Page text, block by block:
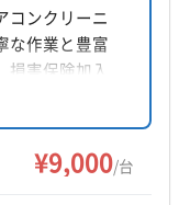
市
勝浦郡勝浦町
茂町
コンクリーニ
な作業と豊富
害保険加入
複数台割引や
、防カビ・抗
¥9,000/台